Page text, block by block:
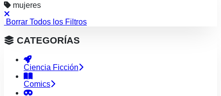
mujeres
Borrar Todos los Filtros
CATEGORÍAS
Ciencia Ficción
Comics